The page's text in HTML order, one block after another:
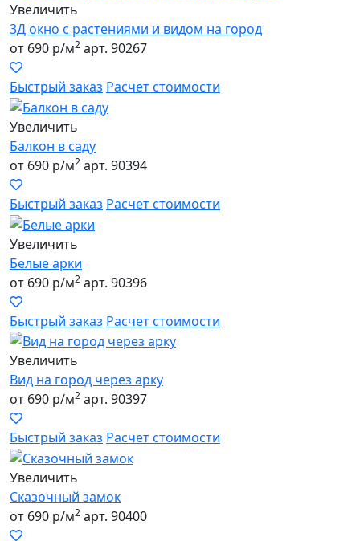
Увеличить
3Д окно с растениями и видом на город
от 690 р/м2 арт. 90267
Быстрый заказ Расчет стоимости
Увеличить
Балкон в саду
от 690 р/м2 арт. 90394
Быстрый заказ Расчет стоимости
Увеличить
Белые арки
от 690 р/м2 арт. 90396
Быстрый заказ Расчет стоимости
Увеличить
Вид на город через арку
от 690 р/м2 арт. 90397
Быстрый заказ Расчет стоимости
Увеличить
Сказочный замок
от 690 р/м2 арт. 90400